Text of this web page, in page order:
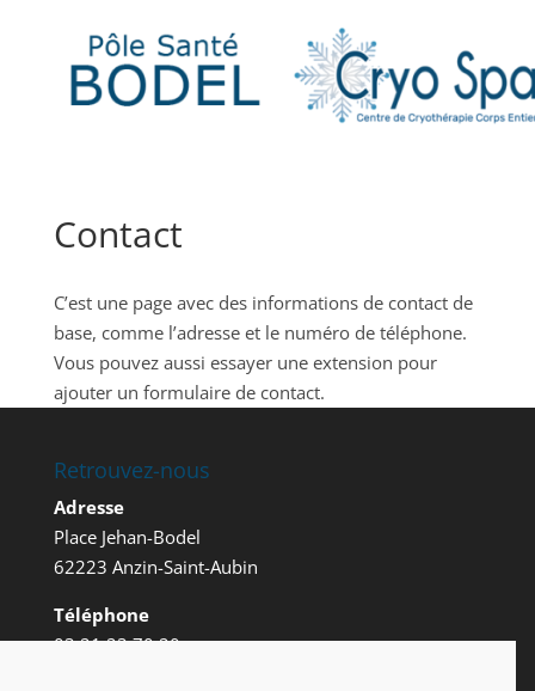
Contact
C’est une page avec des informations de contact de
base, comme l’adresse et le numéro de téléphone.
Vous pouvez aussi essayer une extension pour
ajouter un formulaire de contact.
Retrouvez-nous
Adresse
Place Jehan-Bodel
62223 Anzin-Saint-Aubin
Téléphone
03 21 23 70 20